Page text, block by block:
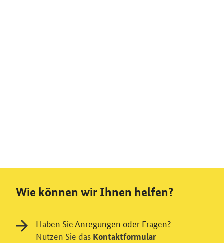
Wie können wir Ihnen helfen?
Haben Sie Anregungen oder Fragen?
Nutzen Sie das Kontaktformular